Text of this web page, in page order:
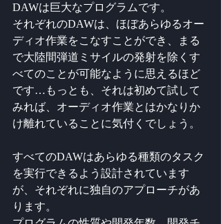
DAWは巨大なプログラムです。
それぞれのDAWは、ほぼあらゆるオー
ディオ作業をこなすことができ、まる
で大陸間弾道ミサイルの発射を除くす
べてのことが可能なように思えるほど
です…もっとも、それは初めて試して
みれば、オーディオ作業とはかなりか
け離れていることに気付くでしょう。
すべてのDAWはあらゆる種類のタスク
を実行できるよう設計されています
が、それぞれに独自のアプローチがあ
ります。